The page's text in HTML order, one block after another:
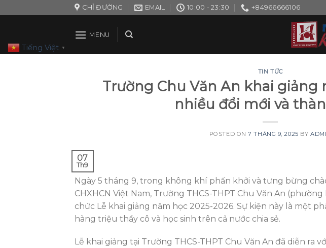
to
CHỈ ĐƯỜNG EMAIL 10:00 - 23:30 +84966666106
MENU
TIN TỨC
Trường Chu Văn An khai giảng
nhiều đổi mới và
POSTED ON7 THÁNG 9, 2025 BY
07
Th9
Ngày 5 tháng 9, trong không khí phấn khởi và tưng bừng
CHXHCN Việt Nam, Trường THCS-THPT Chu Văn An
chức Lễ khai giảng năm học 2025-2026. Sự kiện này là một
hàng triệu thầy cô và học sinh trên cả nước chia sẻ.
Lễ khai giảng tại Trường THCS-THPT Chu Văn An đã diễn ra
Tiếng Việt ▼